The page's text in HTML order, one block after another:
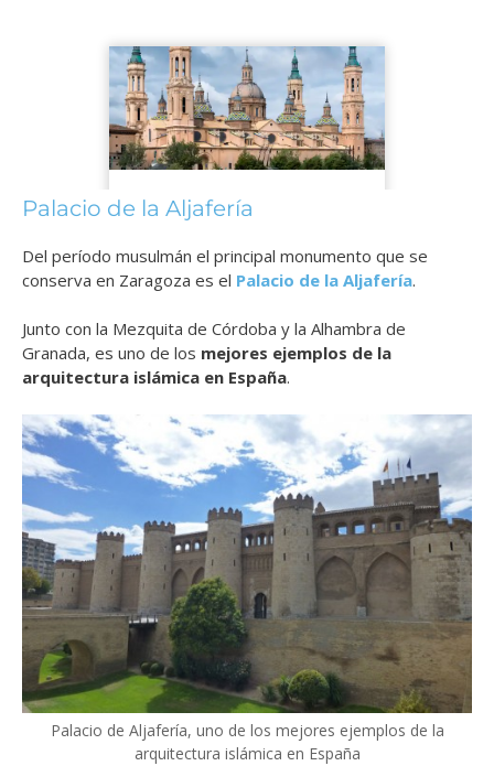
Palacio de la Aljafería
Del período musulmán el principal monumento que se
conserva en Zaragoza es el Palacio de la Aljafería.
Junto con la Mezquita de Córdoba y la Alhambra de
Granada, es uno de los mejores ejemplos de la
arquitectura islámica en España.
Palacio de Aljafería, uno de los mejores ejemplos de la
arquitectura islámica en España